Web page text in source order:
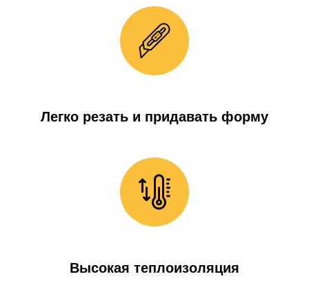
Легко резать и придавать форму
Высокая теплоизоляция